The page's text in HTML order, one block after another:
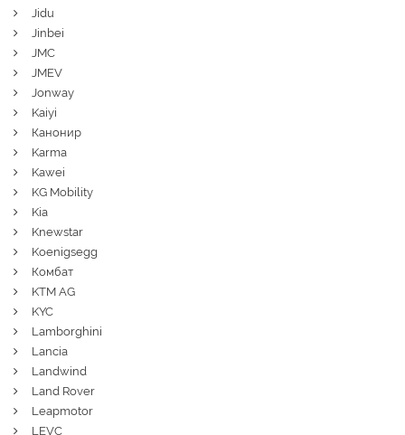
Jidu
Jinbei
JMC
JMEV
Jonway
Kaiyi
Канонир
Karma
Kawei
KG Mobility
Kia
Knewstar
Koenigsegg
Комбат
KTM AG
KYC
Lamborghini
Lancia
Landwind
Land Rover
Leapmotor
LEVC